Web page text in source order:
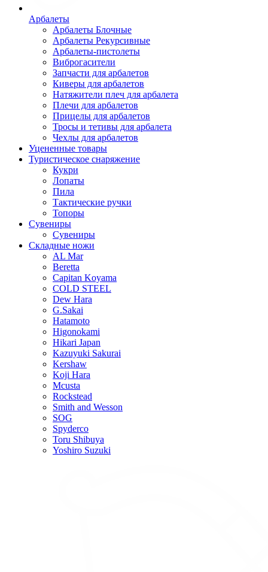
Арбалеты
Арбалеты Блочные
Арбалеты Рекурсивные
Арбалеты-пистолеты
Виброгасители
Запчасти для арбалетов
Киверы для арбалетов
Натяжители плеч для арбалета
Плечи для арбалетов
Прицелы для арбалетов
Тросы и тетивы для арбалета
Чехлы для арбалетов
Уцененные товары
Туристическое снаряжение
Кукри
Лопаты
Пила
Тактические ручки
Топоры
Сувениры
Сувениры
Складные ножи
AL Mar
Beretta
Capitan Koyama
COLD STEEL
Dew Hara
G.Sakai
Hatamoto
Higonokami
Hikari Japan
Kazuyuki Sakurai
Kershaw
Koji Hara
Mcusta
Rockstead
Smith and Wesson
SOG
Spyderco
Toru Shibuya
Yoshiro Suzuki